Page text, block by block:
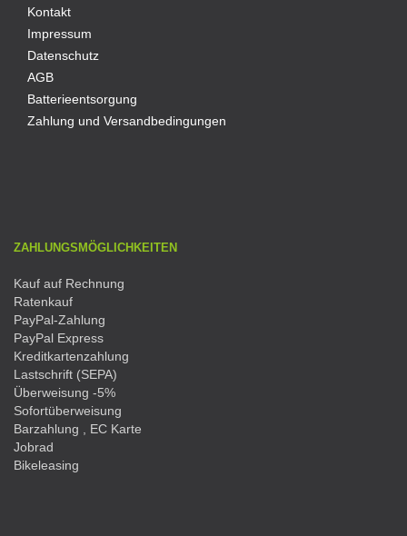
Kontakt
Impressum
Datenschutz
AGB
Batterieentsorgung
Zahlung und Versandbedingungen
ZAHLUNGSMÖGLICHKEITEN
Kauf auf Rechnung
Ratenkauf
PayPal-Zahlung
PayPal Express
Kreditkartenzahlung
Lastschrift (SEPA)
Überweisung -5%
Sofortüberweisung
Barzahlung , EC Karte
Jobrad
Bikeleasing